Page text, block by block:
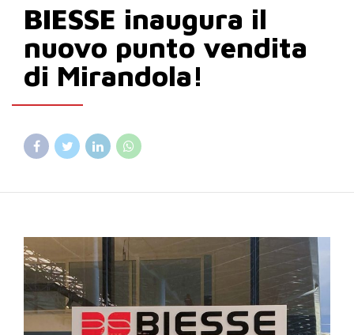
BIESSE inaugura il
nuovo punto vendita
di Mirandola!